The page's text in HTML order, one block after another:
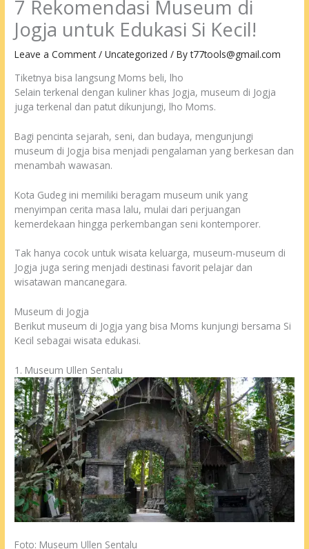
7 Rekomendasi Museum di
Jogja untuk Edukasi Si Kecil!
Leave a Comment /Uncategorized / Byt77tools@gmail.com
Tiketnya bisa langsung Moms beli, lho
Selain terkenal dengan kuliner khas Jogja, museum di Jogja
juga terkenal dan patut dikunjungi, lho Moms.
Bagi pencinta sejarah, seni, dan budaya, mengunjungi
museum di Jogja bisa menjadi pengalaman yang berkesan dan
menambah wawasan.
Kota Gudeg ini memiliki beragam museum unik yang
menyimpan cerita masa lalu, mulai dari perjuangan
kemerdekaan hingga perkembangan seni kontemporer.
Tak hanya cocok untuk wisata keluarga, museum-museum di
Jogja juga sering menjadi destinasi favorit pelajar dan
wisatawan mancanegara.
Museum di Jogja
Berikut museum di Jogja yang bisa Moms kunjungi bersama Si
Kecil sebagai wisata edukasi.
1. Museum Ullen Sentalu
Foto: Museum Ullen Sentalu